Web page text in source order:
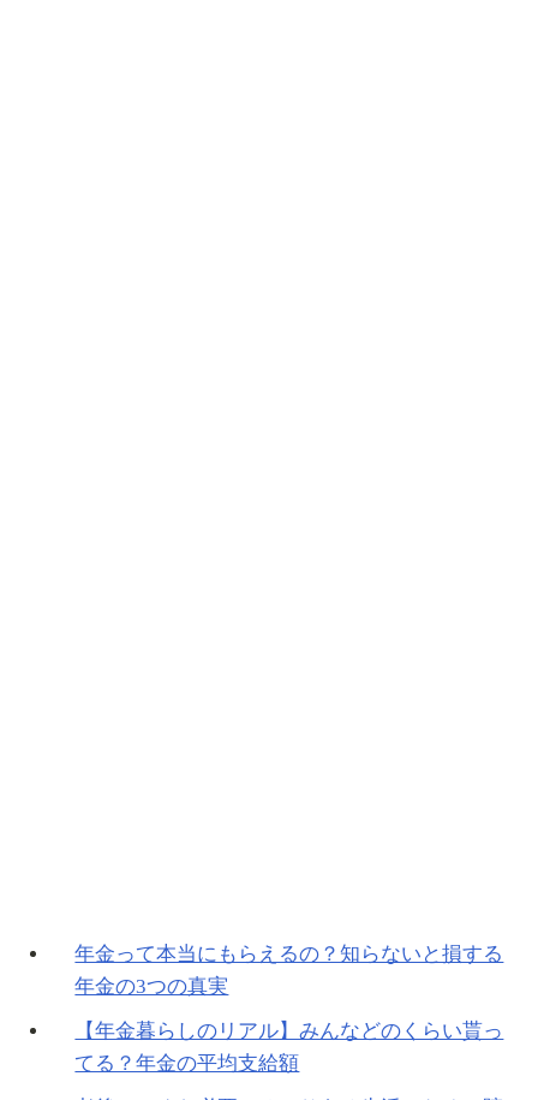
年金って本当にもらえるの？知らないと損する
年金の3つの真実
【年金暮らしのリアル】みんなどのくらい貰っ
てる？年金の平均支給額